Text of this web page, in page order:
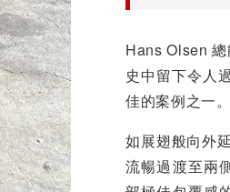
Hans Olsen
史中留下令人
佳的案例之一。
如展翅般向外
流暢過渡至兩